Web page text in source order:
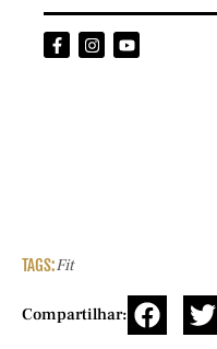
TAGS:Fit
Compartilhar: